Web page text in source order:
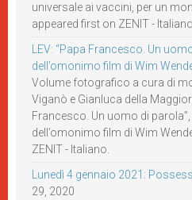
universale ai vaccini, per un
appeared first on ZENIT - Italiano.
LEV: “Papa Francesco. Un
dell’omonimo film di Wim
Volume fotografico a cura di
Viganò e Gianluca della
Francesco. Un uomo di
dell’omonimo film di Wim
ZENIT - Italiano.
Lunedì 4 gennaio 2021:
29, 2020